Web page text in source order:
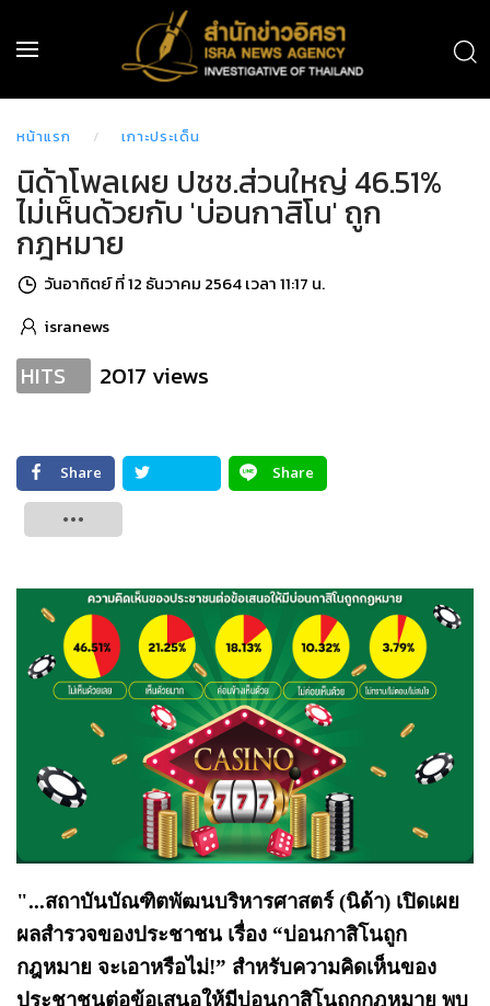
หน้าแรก เกาะประเด็น
นิด้าโพลเผย ปชช.ส่วนใหญ่ 46.51%
ไม่เห็นด้วยกับ 'บ่อนกาสิโน' ถูก
กฎหมาย
วันอาทิตย์ ที่ 12 ธันวาคม 2564 เวลา 11:17 น.
isranews
HITS 2017 views
Share
Share
"...สถาบันบัณฑิตพัฒนบริหารศาสตร์ (นิด้า) เปิดเผย
ผลสำรวจของประชาชน เรื่อง “บ่อนกาสิโนถูก
กฎหมาย จะเอาหรือไม่!” สำหรับความคิดเห็นของ
ประชาชนต่อข้อเสนอให้มีบ่อนกาสิโนถูกกฎหมาย พบ